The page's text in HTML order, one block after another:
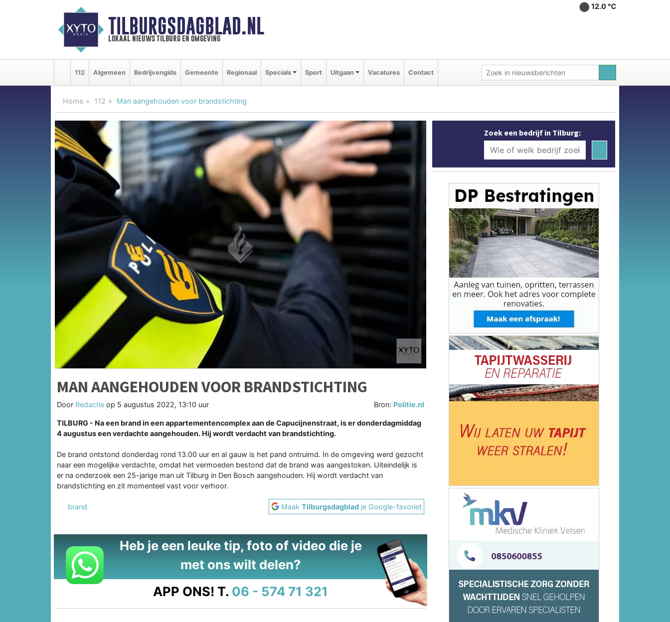
TILBURGSDAGBLAD.NL
lokaal nieuws tilburg en omgeving
12.0 ℃
112 Algemeen Bedrijvengids Gemeente Regionaal Specials Sport Uitgaan Vacatures Contact
Home 112 Man aangehouden voor brandstichting
MAN AANGEHOUDEN VOOR BRANDSTICHTING
Door Redactie op 5 augustus 2022, 13:10 uur Bron: Politie.nl
TILBURG - Na een brand in een appartementencomplex aan de Capucijnenstraat, is er donderdagmiddag
4 augustus een verdachte aangehouden. Hij wordt verdacht van brandstichting.
De brand ontstond donderdag rond 13.00 uur en al gauw is het pand ontruimd. In de omgeving werd gezocht
naar een mogelijke verdachte, omdat het vermoeden bestond dat de brand was aangestoken. Uiteindelijk is
er na onderzoek een 25-jarige man uit Tilburg in Den Bosch aangehouden. Hij wordt verdacht van
brandstichting en zit momenteel vast voor verhoor.
brand MaakTilburgsdagblad je Google-favoriet
Heb je een leuke tip, foto of video die je
met ons wilt delen?
APP ONS! T. 06 - 574 71 321
Zoek een bedrijf in Tilburg: